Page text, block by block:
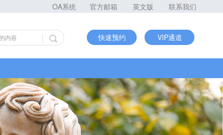
OA系统 官方邮箱 英文版 联系我们
快速预约 VIP通道